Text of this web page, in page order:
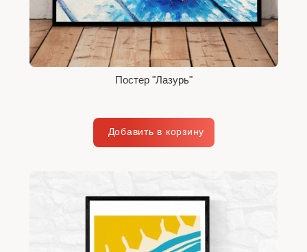
Постер "Лазурь"